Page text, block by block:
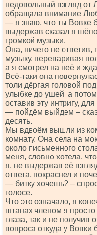
недовольный взгляд
обращала внимание
— я знаю, что ты Вовке
выдержав сказал я
громкой музыки.
Она, ничего не ответив,
музыку, переваривая
а я смотрел на неё и
Всё-таки она
толи дёргая головой
улыбке до ушей, а потом
оставив эту интригу,
— пойдём выйдем –
десять.
Мы вдвоём вышли из
комнату. Она села на
около письменного
меня, словно хотела,
я, не выдержав её
ответа, покраснел и
— битку хочешь? –
голосе.
Что это означало, я
штанах членом я
глаза, так и не получив
вопроса откуда у Вовки